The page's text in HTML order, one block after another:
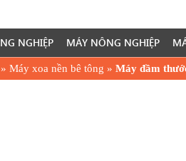
NGHIỆP MÁY NÔNG NGHIỆP
» Máy xoa nền bê tông » Máy đầm